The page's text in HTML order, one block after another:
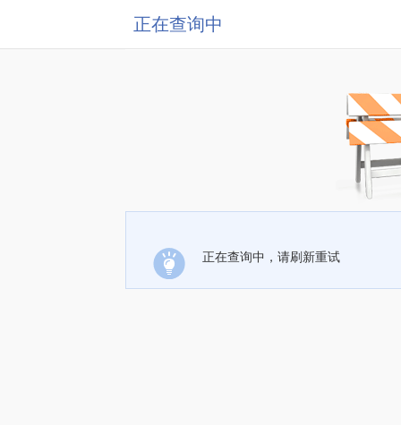
正在查询中
正在查询中，请刷新重试